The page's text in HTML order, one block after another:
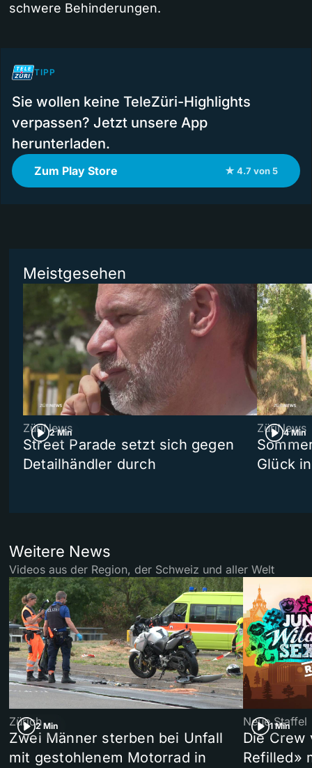
schwere Behinderungen.
TIPP
Sie wollen keine TeleZüri-Highlights
verpassen? Jetzt unsere App
herunterladen.
Zum Play Store ★ 4.7 von 5
Meistgesehen
2 Min
ZüriNews
Street Parade setzt sich gegen
Detailhändler durch
4 Min
ZüriNews
Glück
Weitere News
Videos aus der Region, der Schweiz und aller Welt
2 Min
Zürich
Zwei Männer sterben bei Unfall
mit gestohlenem Motorrad in
1 Min
Neue Staffel
Die Crew
Refilled»